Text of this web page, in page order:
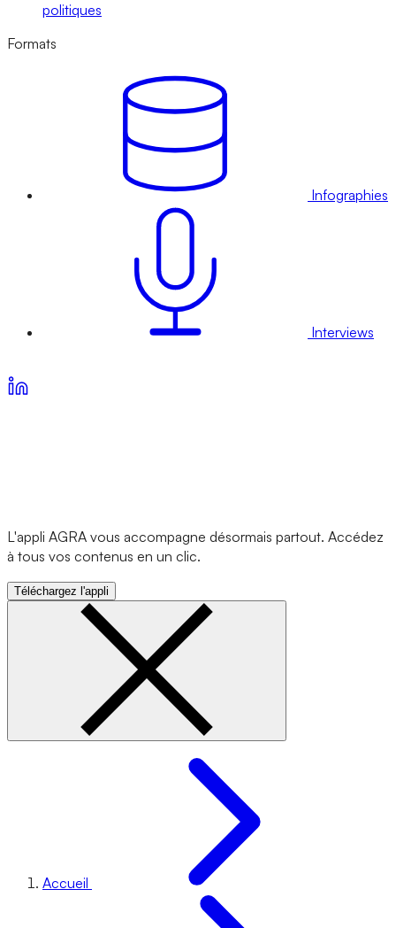
politiques
Formats
Infographies
Interviews
L'appli AGRA vous accompagne désormais partout. Accédez
à tous vos contenus en un clic.
Téléchargez l'appli
Accueil